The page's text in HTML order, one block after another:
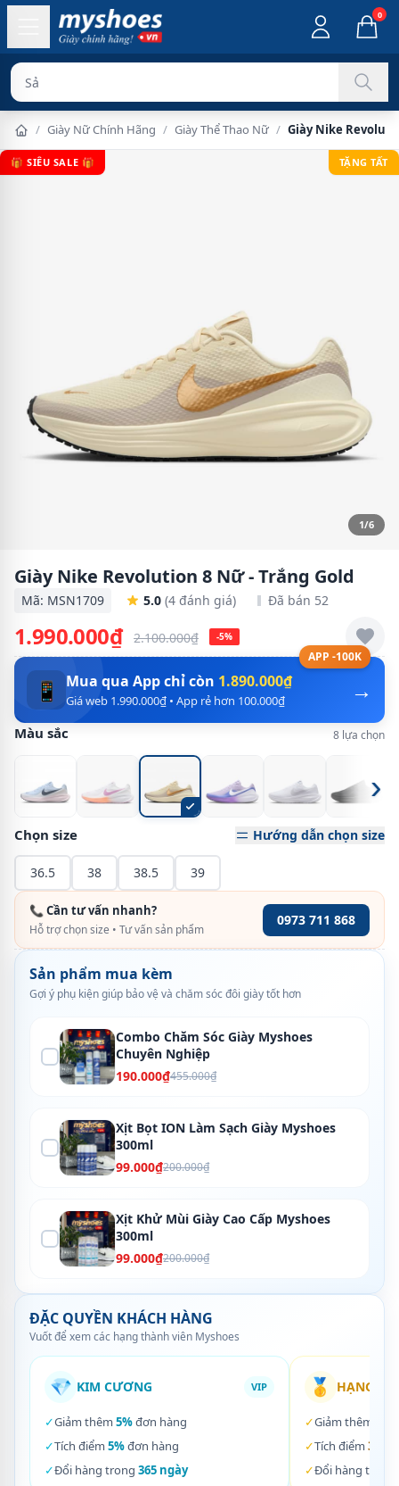
0
Sản phẩm chín
/ Giày Nữ Chính Hãng / Giày Thể Thao Nữ / Giày Nike
🎁 SIÊU SALE 🎁 TẶNG TẤT
1/6
Giày Nike Revolution 8 Nữ - Trắng Gold
Mã: MSN1709 5.0 (4 đánh giá) Đã bán 52
1.990.000₫ 2.100.000₫ -5%
APP -100K
→
📱 Mua qua App chỉ còn 1.890.000₫
Giá web 1.990.000₫ • App rẻ hơn 100.000₫
Màu sắc 8 lựa chọn
›
Chọn size Hướng dẫn chọn size
36.5 38 38.5 39
📞 Cần tư vấn nhanh?
Hỗ trợ chọn size • Tư vấn sản phẩm
0973 711 868
Sản phẩm mua kèm
Gợi ý phụ kiện giúp bảo vệ và chăm sóc đôi giày tốt hơn
Combo Chăm Sóc Giày Myshoes
Chuyên Nghiệp
190.000₫455.000₫
Xịt Bọt ION Làm Sạch Giày Myshoes
300ml
99.000₫200.000₫
Xịt Khử Mùi Giày Cao Cấp Myshoes
300ml
99.000₫200.000₫
ĐẶC QUYỀN KHÁCH HÀNG
Vuốt để xem các hạng thành viên Myshoes
💎 KIM CƯƠNG VIP
✓Giảm thêm 5%đơn hàng
✓Tích điểm 5%đơn hàng
✓Đổi hàng trong 365 ngày
🥇 HẠNG
✓Giảm thêm
✓Tích điểm 3%
✓Đổi hàng trong